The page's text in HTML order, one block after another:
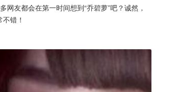
友都会在第一时间想到“乔碧萝”吧？诚然，
错！